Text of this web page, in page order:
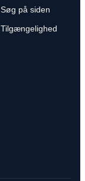
Søg på siden
Tilgængelighed